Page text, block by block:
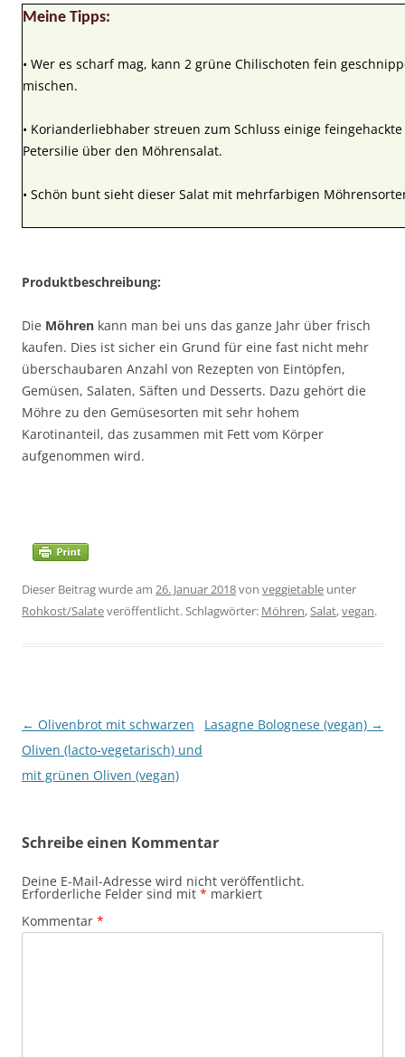
Meine Tipps:
• Wer es scharf mag, kann 2 grüne Chilischoten fein
mischen.
• Korianderliebhaber streuen zum Schluss einige
Petersilie über den Möhrensalat.
• Schön bunt sieht dieser Salat mit mehrfarbigen
Produktbeschreibung:
Die Möhren kann man bei uns das ganze Jahr über frisch
kaufen. Dies ist sicher ein Grund für eine fast nicht mehr
überschaubaren Anzahl von Rezepten von Eintöpfen,
Gemüsen, Salaten, Säften und Desserts. Dazu gehört die
Möhre zu den Gemüsesorten mit sehr hohem
Karotinanteil, das zusammen mit Fett vom Körper
aufgenommen wird.
Dieser Beitrag wurde am 26. Januar 2018von veggietable unter
Rohkost/Salateveröffentlicht. Schlagwörter: Möhren,Salat,vegan.
Beitragsnavigation
← Olivenbrot mit schwarzen
Oliven (lacto-vegetarisch) und
mit grünen Oliven (vegan)
Lasagne Bolognese (vegan) →
Schreibe einen Kommentar
Deine E-Mail-Adresse wird nicht veröffentlicht.
Erforderliche Felder sind mit * markiert
Kommentar *